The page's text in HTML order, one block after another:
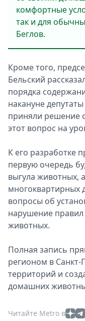
комфортные
так и для
Беглов.
Кроме того,
Бельский
порядка
накануне
приняли решение
этот вопрос на
К его разработке
первую очередь
выгула животных,
многоквартирных
вопросы об
нарушение
животных.
Полная запись
регионом в Санкт-
территорий и
домашних
Читайте Metro в